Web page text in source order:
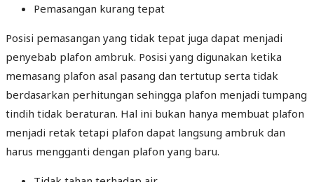
Pemasangan kurang tepat
Posisi pemasangan yang tidak tepat juga dapat menjadi
penyebab plafon ambruk. Posisi yang digunakan ketika
memasang plafon asal pasang dan tertutup serta tidak
berdasarkan perhitungan sehingga plafon menjadi tumpang
tindih tidak beraturan. Hal ini bukan hanya membuat plafon
menjadi retak tetapi plafon dapat langsung ambruk dan
harus mengganti dengan plafon yang baru.